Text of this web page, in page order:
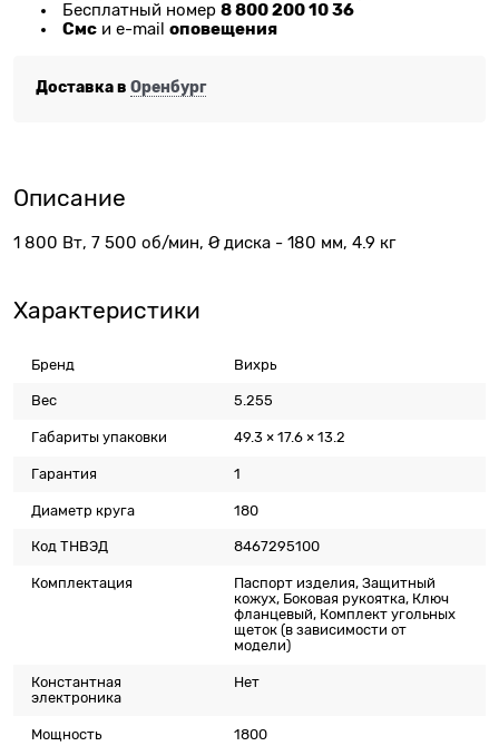
Бесплатный номер 8 800 200 10 36
Смс и e-mail оповещения
Доставка в Оренбург
Описание
1 800 Вт, 7 500 об/мин, Ø диска - 180 мм, 4.9 кг
Характеристики
Бренд Вихрь
Вес 5.255
Габариты упаковки 49.3 × 17.6 × 13.2
Гарантия 1
Диаметр круга 180
Код ТНВЭД 8467295100
Комплектация
Паспорт изделия, Защитный
кожух, Боковая рукоятка, Ключ
фланцевый, Комплект угольных
щеток (в зависимости от
модели)
Константная
электроника
Нет
Мощность 1800